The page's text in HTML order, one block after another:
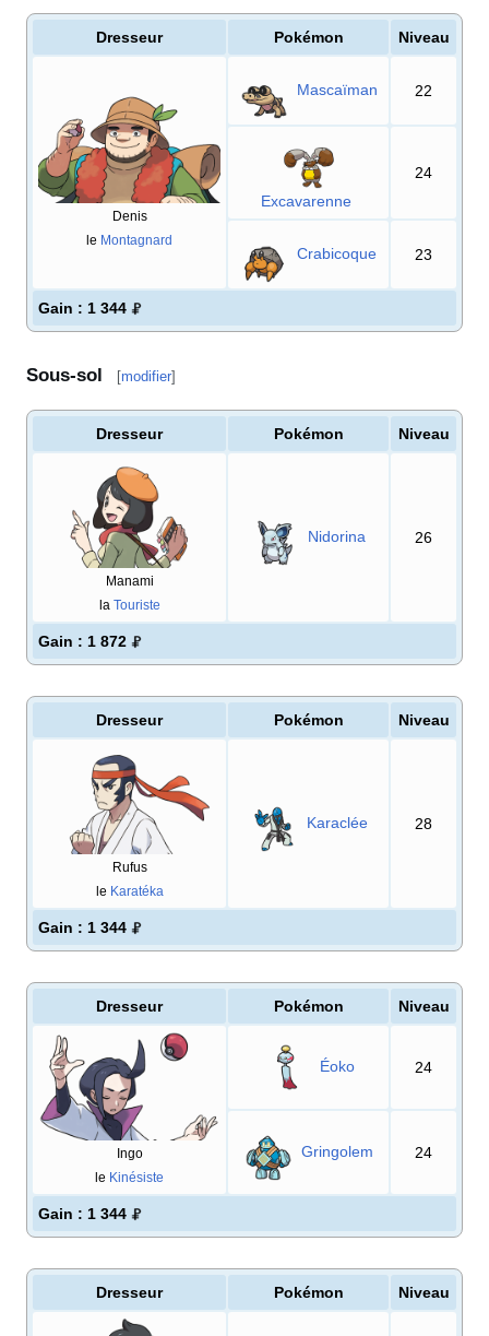
Dresseur Pokémon Niveau
Denis
le Montagnard
Mascaïman 22
Excavarenne
24
Crabicoque 23
Gain : 1 344
Sous-sol [modifier]
Dresseur Pokémon Niveau
Manami
la Touriste
Nidorina 26
Gain : 1 872
Dresseur Pokémon Niveau
Rufus
le Karatéka
Karaclée 28
Gain : 1 344
Dresseur Pokémon Niveau
Ingo
le Kinésiste
Éoko 24
Gringolem 24
Gain : 1 344
Dresseur Pokémon Niveau